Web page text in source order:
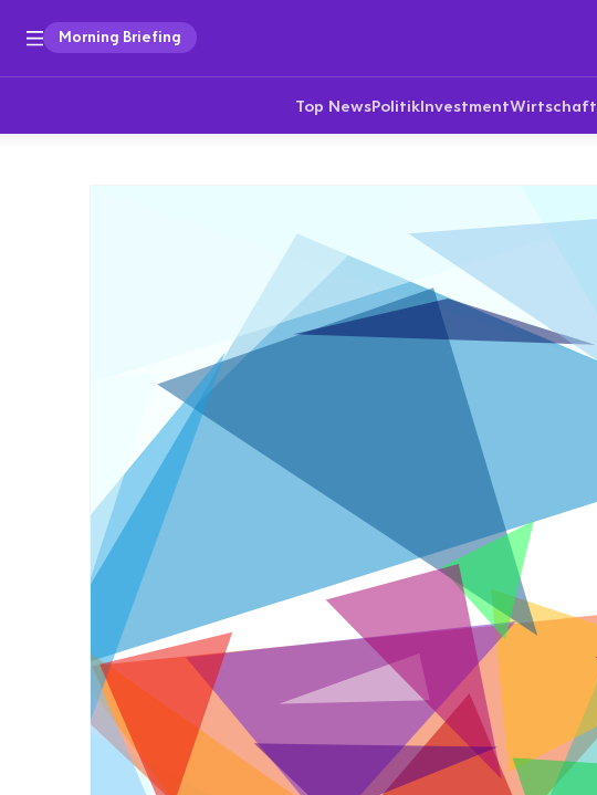
Morning Briefing
Top NewsPolitikInvestmentWirtschaft